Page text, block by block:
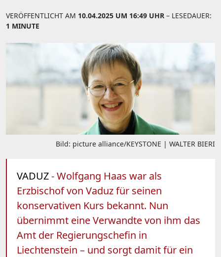
VERÖFFENTLICHT AM 10.04.2025 UM 16:49 UHR – LESEDAUER:
1 MINUTE
Bild: picture alliance/KEYSTONE | WALTER BIERI
VADUZ- Wolfgang Haas war als
Erzbischof von Vaduz für seinen
konservativen Kurs bekannt. Nun
übernimmt eine Verwandte von ihm das
Amt der Regierungschefin in
Liechtenstein – und sorgt damit für ein